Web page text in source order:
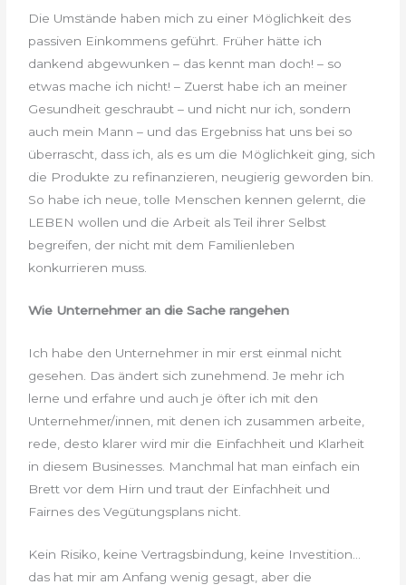
Die Umstände haben mich zu einer Möglichkeit des
passiven Einkommens geführt. Früher hätte ich
dankend abgewunken – das kennt man doch! – so
etwas mache ich nicht! – Zuerst habe ich an meiner
Gesundheit geschraubt – und nicht nur ich, sondern
auch mein Mann – und das Ergebniss hat uns bei so
überrascht, dass ich, als es um die Möglichkeit ging, sich
die Produkte zu refinanzieren, neugierig geworden bin.
So habe ich neue, tolle Menschen kennen gelernt, die
LEBEN wollen und die Arbeit als Teil ihrer Selbst
begreifen, der nicht mit dem Familienleben
konkurrieren muss.
Wie Unternehmer an die Sache rangehen
Ich habe den Unternehmer in mir erst einmal nicht
gesehen. Das ändert sich zunehmend. Je mehr ich
lerne und erfahre und auch je öfter ich mit den
Unternehmer/innen, mit denen ich zusammen arbeite,
rede, desto klarer wird mir die Einfachheit und Klarheit
in diesem Businesses. Manchmal hat man einfach ein
Brett vor dem Hirn und traut der Einfachheit und
Fairnes des Vegütungsplans nicht.
Kein Risiko, keine Vertragsbindung, keine Investition…
das hat mir am Anfang wenig gesagt, aber die